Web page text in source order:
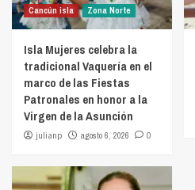
Cancún isla Zona Norte
Isla Mujeres celebra la
tradicional Vaquería en el
marco de las Fiestas
Patronales en honor a la
Virgen de la Asunción
julianp agosto 6, 2026 0